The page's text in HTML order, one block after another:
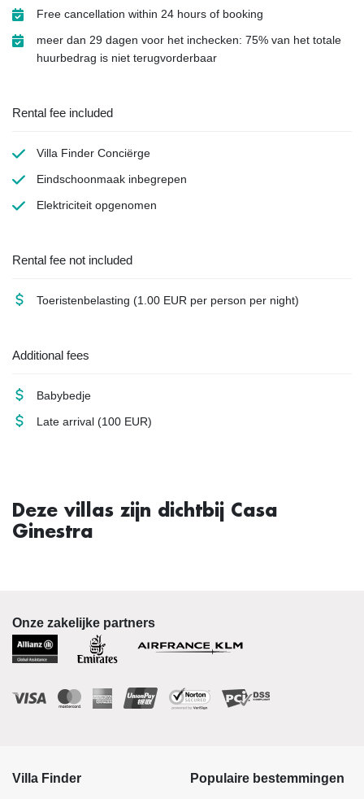
Free cancellation within 24 hours of booking
meer dan 29 dagen voor het inchecken: 75% van het totale
huurbedrag is niet terugvorderbaar
Rental fee included
Villa Finder Conciërge
Eindschoonmaak inbegrepen
Elektriciteit opgenomen
Rental fee not included
Toeristenbelasting (1.00 EUR per person per night)
Additional fees
Babybedje
Late arrival (100 EUR)
Deze villas zijn dichtbij Casa
Ginestra
Onze zakelijke partners
Villa Finder Populaire bestemmingen